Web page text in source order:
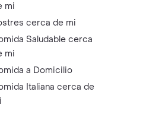
mi
cerca de mi
Saludable cerca
mi
a Domicilio
Italiana cerca de